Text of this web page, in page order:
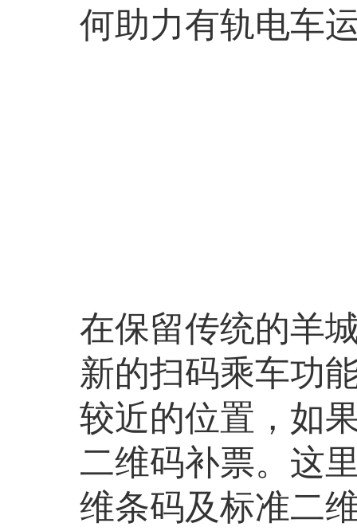
何助力有轨电车
在保留传统的羊
新的扫码乘车功
较近的位置，如
二维码补票。这
维条码及标准二